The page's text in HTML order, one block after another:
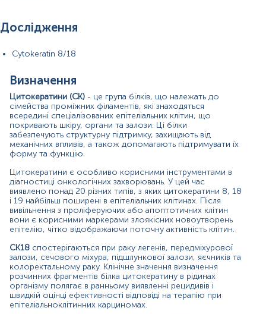
цитокератину в рідинах організму полягає в ранньому
виявленні рецидивів і швидкій оцінці ефективності
карциномах.
Вони також можуть використовуватися як окремий
маркер у випадках, коли інші специфічні маркери
недоступні, але в поєднанні з іншими онкомаркерами
специфічність тестування значно зростає. На відміну
від інших маркерів, концентрація яких корелює з
пухлинною масою, цитокератини вказують на поточну
активність пухлини, тому його ще називають
«антигеном проліферації». Цитокератини вказують на
ступінь прогресування пухлин. Наприклад, виявлено,
що зниження експресії CK18 пов'язане з
прогресуванням пухлини при раку молочної залози та
колоректальному раку; підвищений рівень білка CK18
пов'язаний з несприятливим перебігом при карциномах
ротової порожнини та стравоходу, а також при
недрібноклітинному раку легенів.
Період напіврозпаду цитокератинів становить одну
добу. Вони активно виділяються в біологічні рідини і їх
можна виявити в сечі, слині, рідині
бронхоальвеолярного лаважу або асциті, причому ці
визначення у багато разів цінніші, ніж у сироватці крові.
Визначення цитокератинових онкомаркерів є простим,
Дослідження
Cytokeratin 8/18
Визначення
Цитокератини (CK) - це група білків, що належать до
сімейства проміжних філаментів, які знаходяться
всередині спеціалізованих епітеліальних клітин, що
покривають шкіру, органи та залози. Ці білки
забезпечують структурну підтримку, захищають від
механічних впливів, а також допомагають підтримувати їх
форму та функцію.
Цитокератини є особливо корисними інструментами в
діагностиці онкологічних захворювань. У цей час
виявлено понад 20 різних типів, з яких цитокератини 8, 18
і 19 найбільш поширені в епітеліальних клітинах. Після
вивільнення з проліферуючих або апоптотичних клітин
вони є корисними маркерами злоякісних новоутворень
епітелію, чітко відображаючи поточну активність клітин.
CK18 спостерігаються при раку легенів, передміхурової
залози, сечового міхура, підшлункової залози, яєчників та
колоректальному раку. Клінічне значення визначення
розчинних фрагментів білка цитокератину в рідинах
організму полягає в ранньому виявленні рецидивів і
швидкій оцінці ефективності відповіді на терапію при
епітеліальноклітинних карциномах.